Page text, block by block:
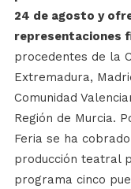
24 de agosto y
representaciones
procedentes de la
Extremadura,
Comunidad
Región de Murcia.
Feria se ha
producción teatral
programa cinco